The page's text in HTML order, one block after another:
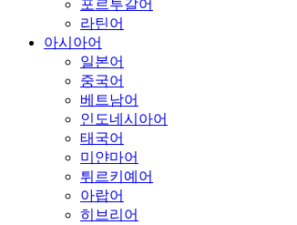
포르투갈어
라틴어
아시아어
일본어
중국어
베트남어
인도네시아어
태국어
미얀마어
튀르키예어
아랍어
히브리어